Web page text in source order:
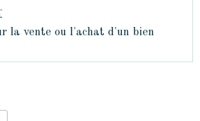
la vente ou l'achat d'un bien